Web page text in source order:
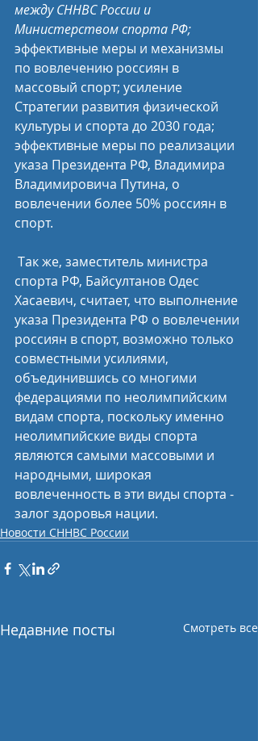
между СННВС России и
Министерством спорта РФ;
эффективные меры и механизмы
по вовлечению россиян в
массовый спорт; усиление
Стратегии развития физической
культуры и спорта до 2030 года;
эффективные меры по реализации
указа Президента РФ, Владимира
Владимировича Путина, о
вовлечении более 50% россиян в
спорт.
спорта РФ, Байсултанов Одес
Хасаевич, считает, что выполнение
указа Президента РФ о вовлечении
россиян в спорт, возможно только
совместными усилиями,
объединившись со многими
федерациями по неолимпийским
видам спорта, поскольку именно
неолимпийские виды спорта
являются самыми массовыми и
народными, широкая
вовлеченность в эти виды спорта -
залог здоровья нации.
Новости СННВС России
Недавние посты Смотреть все